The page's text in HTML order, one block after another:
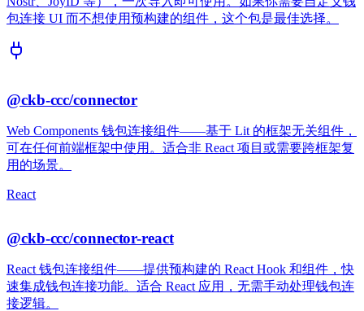
包连接 UI 而不想使用预构建的组件，这个包是最佳选择。
@ckb-ccc/connector
Web Components 钱包连接组件——基于 Lit 的框架无关组件，
可在任何前端框架中使用。适合非 React 项目或需要跨框架复
用的场景。
React
@ckb-ccc/connector-react
React 钱包连接组件——提供预构建的 React Hook 和组件，快
速集成钱包连接功能。适合 React 应用，无需手动处理钱包连
接逻辑。